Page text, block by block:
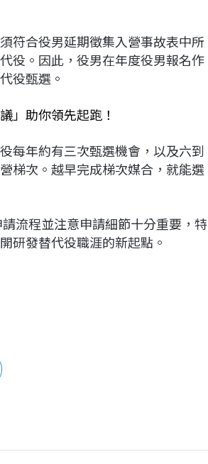
符合役男延期徵集入營事故表中所
役。因此，役男在年度役男報名作
役甄選。
」助你領先起跑！
每年約有三次甄選機會，以及六到
梯次。越早完成梯次媒合，就能選
流程並注意申請細節十分重要，特
研發替代役職涯的新起點。